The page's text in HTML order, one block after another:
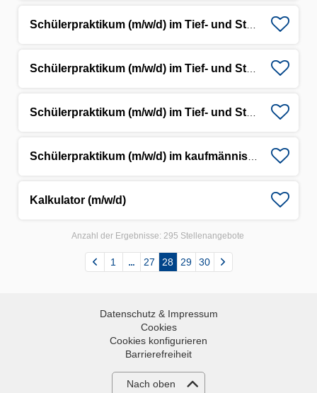
Kalkulator (m/w/d)
Anzahl der Ergebnisse: 295 Stellenangebote
1 27 28 29 30
Datenschutz & Impressum
Cookies
Cookies konfigurieren
Barrierefreiheit
Nach oben